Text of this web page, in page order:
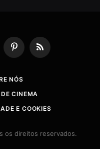
PinterestRSS
NÓS
CINEMA
E COOKIES
os direitos reservados.